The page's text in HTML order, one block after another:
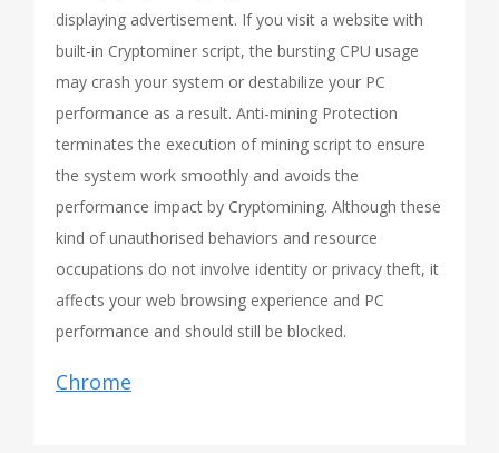
displaying advertisement. If you visit a website with
built-in Cryptominer script, the bursting CPU usage
may crash your system or destabilize your PC
performance as a result. Anti-mining Protection
terminates the execution of mining script to ensure
the system work smoothly and avoids the
performance impact by Cryptomining. Although these
kind of unauthorised behaviors and resource
occupations do not involve identity or privacy theft, it
affects your web browsing experience and PC
performance and should still be blocked.
Chrome